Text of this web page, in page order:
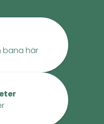
bana här